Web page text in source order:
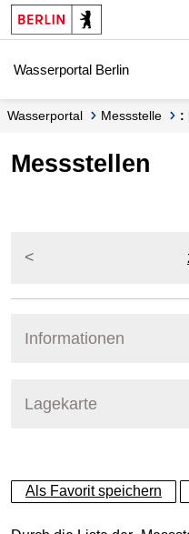
Springe zur Navigation
Springe zum Inhalt
Wasserportal Berlin
Wasserportal Messstelle :
Messstellen
Informationen
Lagekarte
+
−
Als Favorit speichern